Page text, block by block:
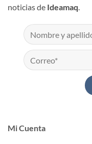
Mi Cuenta
noticias de Ideamaq.